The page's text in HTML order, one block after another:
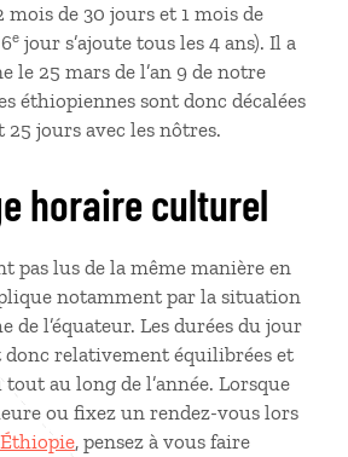
mois de 30 jours et 1 mois de
e jour s’ajoute tous les 4 ans). Il a
le 25 mars de l’an 9 de notre
éthiopiennes sont donc décalées
25 jours avec les nôtres.
horaire culturel
pas lus de la même manière en
notamment par la situation
de l’équateur. Les durées du jour
relativement équilibrées et
au long de l’année. Lorsque
ou fixez un rendez-vous lors
, pensez à vous faire